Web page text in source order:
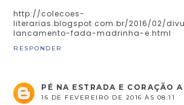
http://colecoes-
literarias.blogspot.com.br/2016/02/
lancamento-fada-madrinha-e.html
RESPONDER
PÉ NA ESTRADA E CORAÇÃO
16 DE FEVEREIRO DE 2016 ÀS 08:11